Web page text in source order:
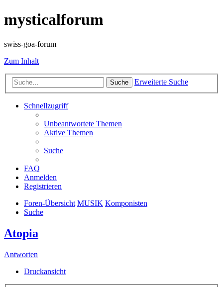
mysticalforum
swiss-goa-forum
Zum Inhalt
Suche Erweiterte Suche
Schnellzugriff
Unbeantwortete Themen
Aktive Themen
Suche
FAQ
Anmelden
Registrieren
Foren-Übersicht MUSIK Komponisten
Suche
Atopia
Antworten
Druckansicht